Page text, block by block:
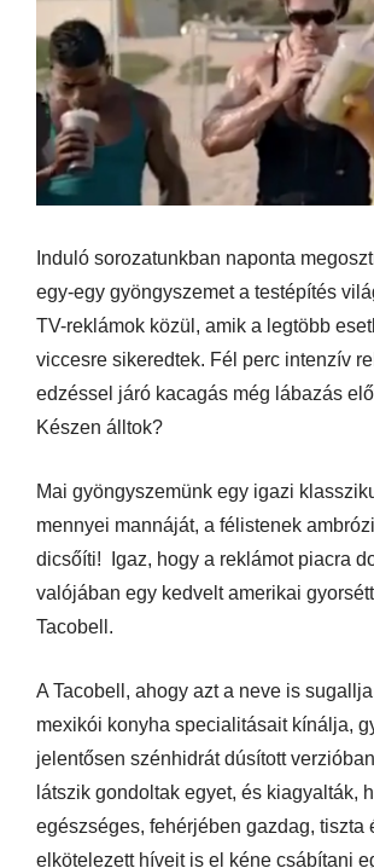
Induló sorozatunkban naponta
egy-egy gyöngyszemet a testépítés
TV-reklámok közül, amik a legtöbb
viccesre sikeredtek. Fél perc intenzív
edzéssel járó kacagás még lábazás
Készen álltok?
Mai gyöngyszemünk egy igazi
mennyei mannáját, a félistenek
dicsőíti! Igaz, hogy a reklámot piacra
valójában egy kedvelt amerikai
Tacobell.
A Tacobell, ahogy azt a neve is
mexikói konyha specialitásait kínálja,
jelentősen szénhidrát dúsított
látszik gondoltak egyet, és kiagyalták,
egészséges, fehérjében gazdag, tiszta
elkötelezett híveit is el kéne csábítani